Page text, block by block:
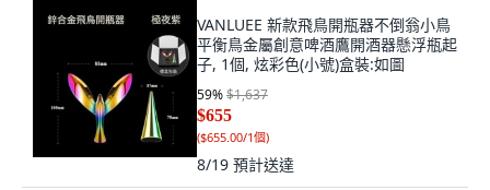
VANLUEE 新款飛鳥開瓶器不倒翁小鳥
平衡鳥金屬創意啤酒鷹開酒器懸浮瓶起
子, 1個, 炫彩色(小號)盒裝:如圖
59%$1,637
$655
($655.00/1個)
8/19 預計送達